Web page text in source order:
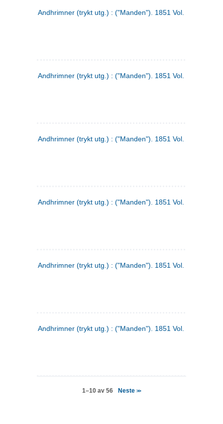
Andhrimner (trykt utg.) : ("Manden"). 1851 Vol. 2 Nr. 1
Andhrimner (trykt utg.) : ("Manden"). 1851 Vol. 1 Nr. 10
Andhrimner (trykt utg.) : ("Manden"). 1851 Vol. 1 Nr. 3
Andhrimner (trykt utg.) : ("Manden"). 1851 Vol. 2 Nr. 4
Andhrimner (trykt utg.) : ("Manden"). 1851 Vol. 2 Nr. 6
Andhrimner (trykt utg.) : ("Manden"). 1851 Vol. 1 Nr. 6
1–10 av 56 Neste>>